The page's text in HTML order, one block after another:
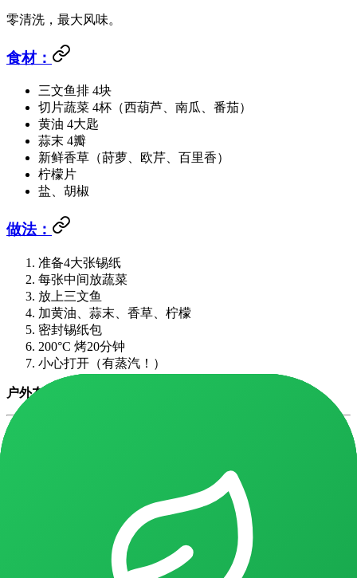
零清洗，最大风味。
食材：
三文鱼排 4块
切片蔬菜 4杯（西葫芦、南瓜、番茄）
黄油 4大匙
蒜末 4瓣
新鲜香草（莳萝、欧芹、百里香）
柠檬片
盐、胡椒
做法：
准备4大张锡纸
每张中间放蔬菜
放上三文鱼
加黄油、蒜末、香草、柠檬
密封锡纸包
200°C 烤20分钟
小心打开（有蒸汽！）
户外友好：
三文鱼 500g，切块
混合蔬菜 4杯（土豆、胡萝卜、芹菜）